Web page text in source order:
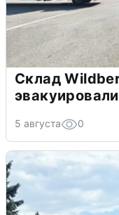
Склад
5 августа 0